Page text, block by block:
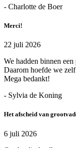
- Charlotte de Boer
Merci!
22 juli 2026
We hadden binnen
Daarom hoefde we
Mega bedankt!
- Sylvia de Koning
Het afscheid van
6 juli 2026